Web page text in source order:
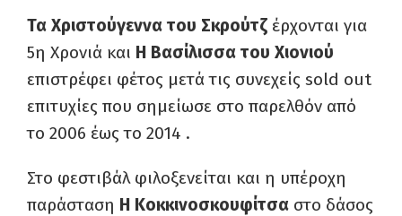
Τα Χριστούγεννα του Σκρούτζ έρχονται για
5η Χρονιά και Η Βασίλισσα του Χιονιού
επιστρέφει φέτος μετά τις συνεχείς sold out
επιτυχίες που σημείωσε στο παρελθόν από
το 2006 έως το 2014 .
Στο φεστιβάλ φιλοξενείται και η υπέροχη
παράσταση Η Κοκκινοσκουφίτσα στο δάσος